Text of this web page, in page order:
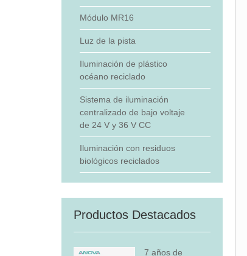
Módulo MR16
Luz de la pista
Iluminación de plástico
océano reciclado
Sistema de iluminación
centralizado de bajo voltaje
de 24 V y 36 V CC
Iluminación con residuos
biológicos reciclados
Productos Destacados
7 años de